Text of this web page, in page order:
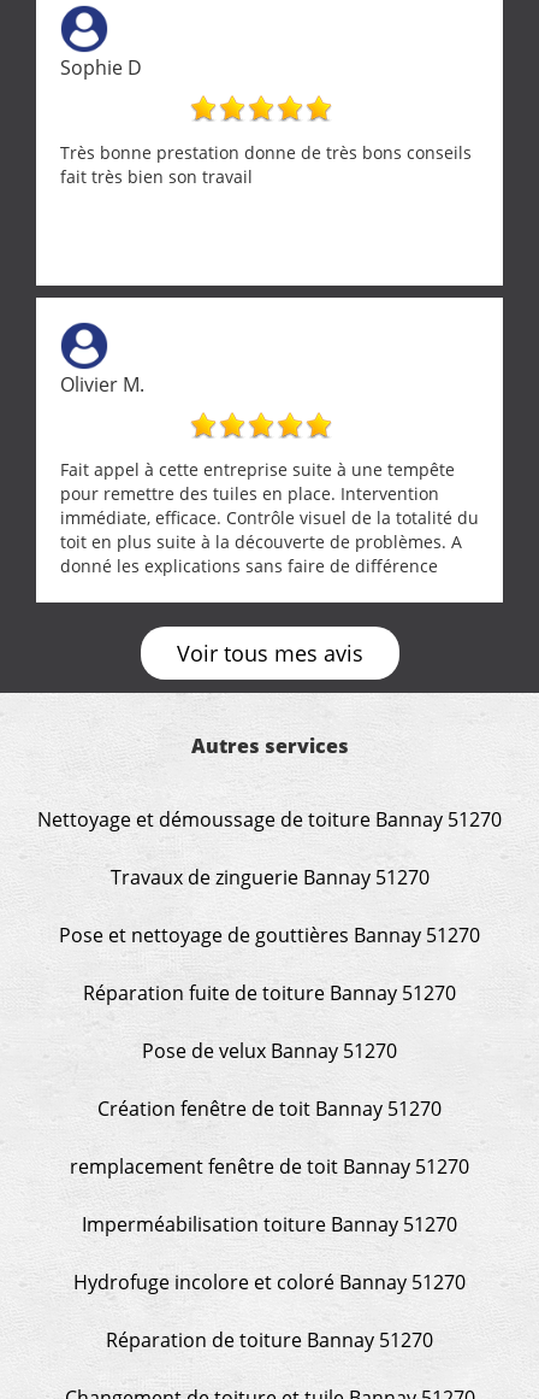
Sophie D
Très bonne prestation donne de très bons conseils
fait très bien son travail
Olivier M.
Fait appel à cette entreprise suite à une tempête
pour remettre des tuiles en place. Intervention
immédiate, efficace. Contrôle visuel de la totalité du
toit en plus suite à la découverte de problèmes. A
donné les explications sans faire de différence
Voir tous mes avis
Autres services
Nettoyage et démoussage de toiture Bannay 51270
Travaux de zinguerie Bannay 51270
Pose et nettoyage de gouttières Bannay 51270
Réparation fuite de toiture Bannay 51270
Pose de velux Bannay 51270
Création fenêtre de toit Bannay 51270
remplacement fenêtre de toit Bannay 51270
Imperméabilisation toiture Bannay 51270
Hydrofuge incolore et coloré Bannay 51270
Réparation de toiture Bannay 51270